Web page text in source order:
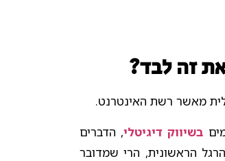
זה לבד?
מאשר רשת האינטרנט.
בשיווק דיגיטלי, הדברים
הראשונית, הרי שמדובר